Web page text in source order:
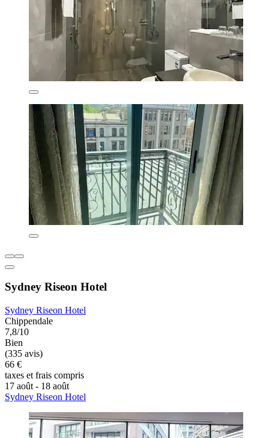
Sydney Riseon Hotel
Sydney Riseon Hotel
Chippendale
7,8/10
Bien
(335 avis)
66 €
taxes et frais compris
17 août - 18 août
Sydney Riseon Hotel